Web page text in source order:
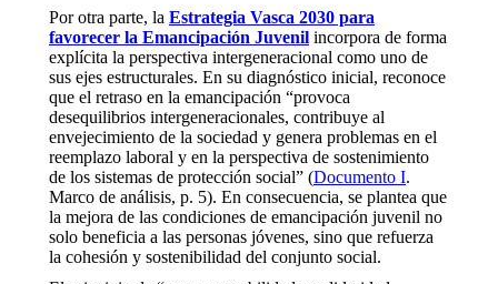
Por otra parte, la Estrategia Vasca 2030 para
favorecer la Emancipación Juvenil incorpora de forma
explícita la perspectiva intergeneracional como uno de
sus ejes estructurales. En su diagnóstico inicial, reconoce
que el retraso en la emancipación “provoca
desequilibrios intergeneracionales, contribuye al
envejecimiento de la sociedad y genera problemas en el
reemplazo laboral y en la perspectiva de sostenimiento
de los sistemas de protección social” (Documento I.
Marco de análisis, p. 5). En consecuencia, se plantea que
la mejora de las condiciones de emancipación juvenil no
solo beneficia a las personas jóvenes, sino que refuerza
la cohesión y sostenibilidad del conjunto social.